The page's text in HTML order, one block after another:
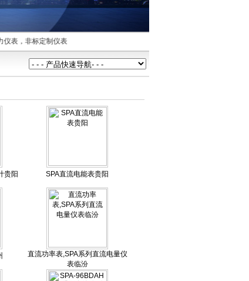
表，非标定制仪表
贵阳 SPA直流电能表贵阳
直流功率表,SPA系列直流电量仪
表临汾